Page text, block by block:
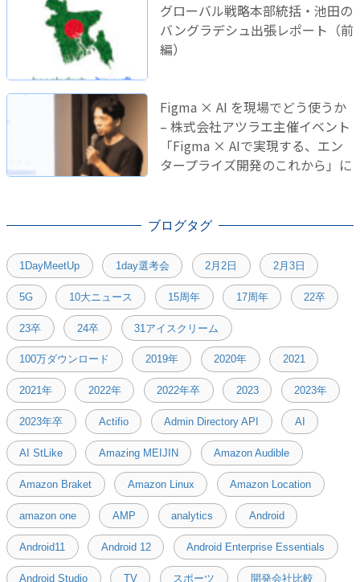
グローバル戦略本部統括・池田の
バングラデシュ出張レポート（前
編）
Figma × AI を現場でどう使うか
– 株式会社アツラエ主催イベント
「Figma × AIで実現する、エン
タープライズ開発のこれから」に
ブログタグ
1DayMeetUp 1day選考会 2月2日 2月3日
5G 10大ニュース 15周年 17周年 22卒
23卒 24卒 31アイスクリーム
100万ダウンロード 2019年 2020年 2021
2021年 2022年 2022年卒 2023 2023年
2023年卒 Actifio Admin Directory API AI
AI StLike Amazing MEIJIN Amazon Audible
Amazon Braket Amazon Linux Amazon Location
amazon one AMP analytics Android
Android11 Android 12 Android Enterprise Essentials
Android Studio TV スポーツ 開発会社比較